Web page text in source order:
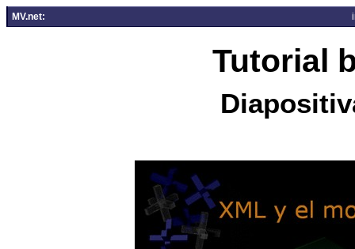
MV.net:
Tutorial